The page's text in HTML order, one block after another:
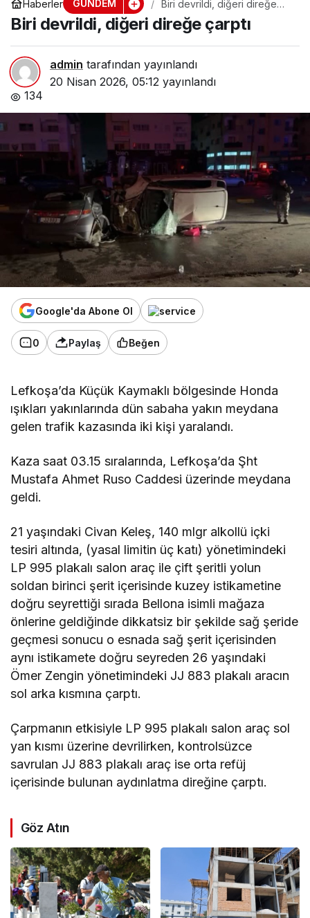
Haberler GÜNDEM
Biri devrildi, diğeri direğe
çarptı
Biri devrildi, diğeri direğe çarptı
admin tarafından yayınlandı
20 Nisan 2026, 05:12 yayınlandı
134
Google'da Abone Ol
0 Paylaş Beğen
Lefkoşa’da Küçük Kaymaklı bölgesinde Honda
ışıkları yakınlarında dün sabaha yakın meydana
gelen trafik kazasında iki kişi yaralandı.
Kaza saat 03.15 sıralarında, Lefkoşa’da Şht
Mustafa Ahmet Ruso Caddesi üzerinde meydana
geldi.
21 yaşındaki Civan Keleş, 140 mlgr alkollü içki
tesiri altında, (yasal limitin üç katı) yönetimindeki
LP 995 plakalı salon araç ile çift şeritli yolun
soldan birinci şerit içerisinde kuzey istikametine
doğru seyrettiği sırada Bellona isimli mağaza
önlerine geldiğinde dikkatsiz bir şekilde sağ şeride
geçmesi sonucu o esnada sağ şerit içerisinden
aynı istikamete doğru seyreden 26 yaşındaki
Ömer Zengin yönetimindeki JJ 883 plakalı aracın
sol arka kısmına çarptı.
Çarpmanın etkisiyle LP 995 plakalı salon araç sol
yan kısmı üzerine devrilirken, kontrolsüzce
savrulan JJ 883 plakalı araç ise orta refüj
içerisinde bulunan aydınlatma direğine çarptı.
Göz Atın